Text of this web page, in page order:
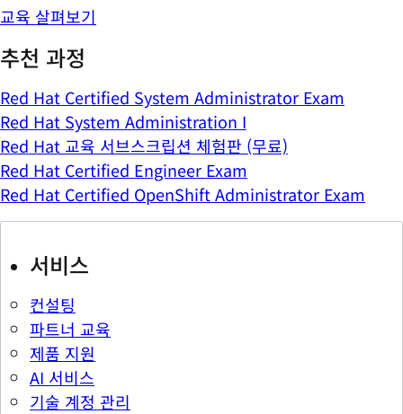
교육 살펴보기
추천 과정
Red Hat Certified System Administrator Exam
Red Hat System Administration I
Red Hat 교육 서브스크립션 체험판 (무료)
Red Hat Certified Engineer Exam
Red Hat Certified OpenShift Administrator Exam
서비스
컨설팅
파트너 교육
제품 지원
AI 서비스
기술 계정 관리